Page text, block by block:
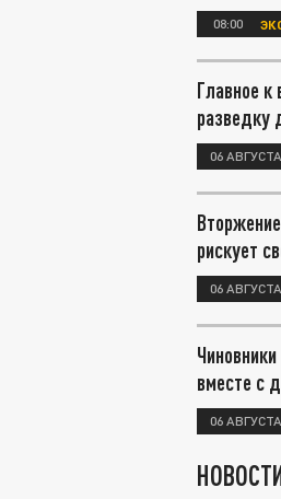
08:00
Главное к
разведку
06
рискует
06
вместе с
06